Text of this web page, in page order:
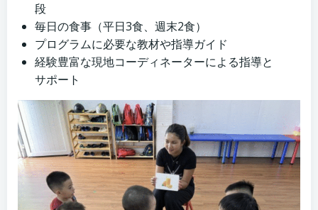
段
毎日の食事（平日3食、週末2食）
プログラムに必要な教材や指導ガイド
経験豊富な現地コーディネーターによる指導と
サポート